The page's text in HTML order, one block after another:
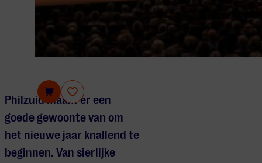
Philzuid maakt er een
goede gewoonte van om
het nieuwe jaar knallend te
beginnen. Van sierlijke